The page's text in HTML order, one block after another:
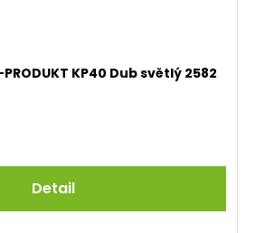
KP40 Dub světlý 2582
Detail